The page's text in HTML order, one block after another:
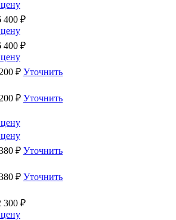
400 ₽
400 ₽
₽ Уточнить
₽ Уточнить
₽ Уточнить
₽ Уточнить
300 ₽